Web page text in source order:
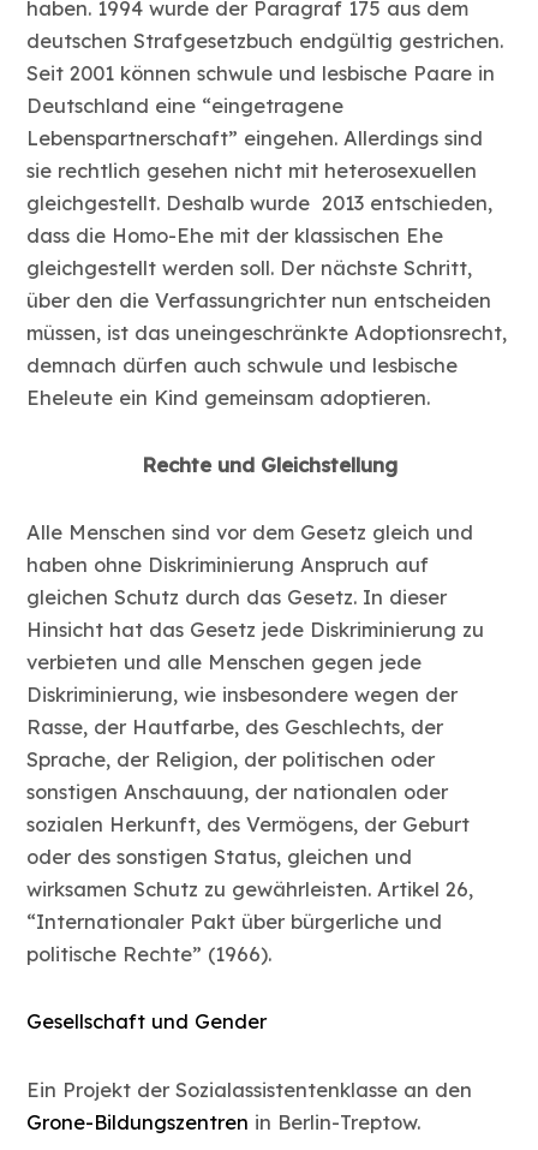
haben. 1994 wurde der Paragraf 175 aus dem
deutschen Strafgesetzbuch endgültig gestrichen.
Seit 2001 können schwule und lesbische Paare in
Deutschland eine “eingetragene
Lebenspartnerschaft” eingehen. Allerdings sind
sie rechtlich gesehen nicht mit heterosexuellen
gleichgestellt. Deshalb wurde 2013 entschieden,
dass die Homo-Ehe mit der klassischen Ehe
gleichgestellt werden soll. Der nächste Schritt,
über den die Verfassungrichter nun entscheiden
müssen, ist das uneingeschränkte Adoptionsrecht,
demnach dürfen auch schwule und lesbische
Eheleute ein Kind gemeinsam adoptieren.
Rechte und Gleichstellung
Alle Menschen sind vor dem Gesetz gleich und
haben ohne Diskriminierung Anspruch auf
gleichen Schutz durch das Gesetz. In dieser
Hinsicht hat das Gesetz jede Diskriminierung zu
verbieten und alle Menschen gegen jede
Diskriminierung, wie insbesondere wegen der
Rasse, der Hautfarbe, des Geschlechts, der
Sprache, der Religion, der politischen oder
sonstigen Anschauung, der nationalen oder
sozialen Herkunft, des Vermögens, der Geburt
oder des sonstigen Status, gleichen und
wirksamen Schutz zu gewährleisten. Artikel 26,
“Internationaler Pakt über bürgerliche und
politische Rechte” (1966).
Gesellschaft und Gender
Ein Projekt der Sozialassistentenklasse an den
Grone-Bildungszentren in Berlin-Treptow.